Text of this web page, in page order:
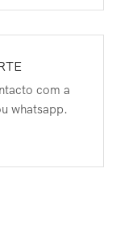
com a
whatsapp.